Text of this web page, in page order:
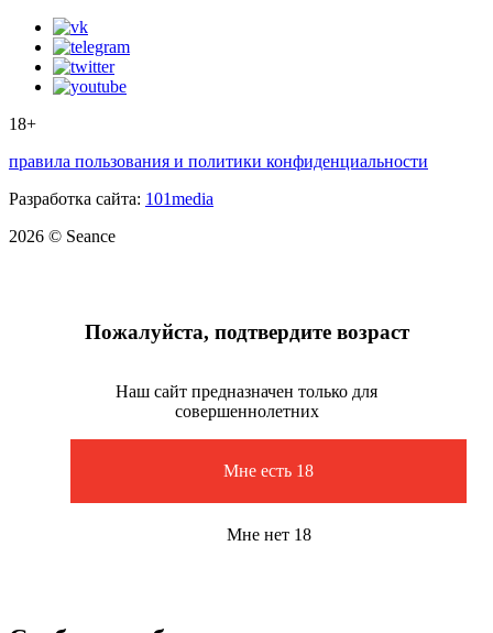
18+
правила пользования и политики конфиденциальности
Разработка сайта: 101media
2026 © Seance
Пожалуйста, подтвердите возраст
Наш сайт предназначен только для
совершеннолетних
Мне есть 18
Мне нет 18